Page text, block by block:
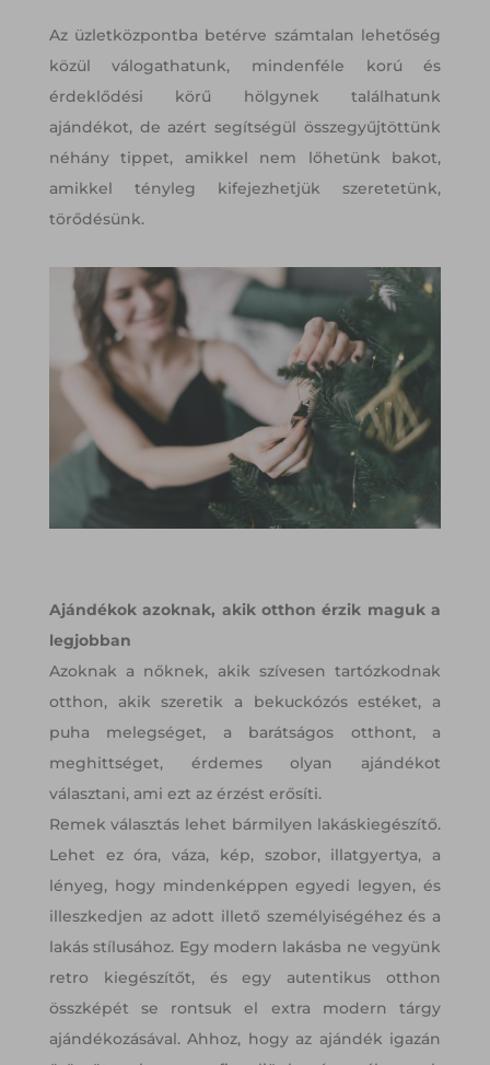
Az üzletközpontba betérve számtalan lehetőség
közül válogathatunk, mindenféle korú és
érdeklődési körű hölgynek találhatunk
ajándékot, de azért segítségül összegyűjtöttünk
néhány tippet, amikkel nem lőhetünk bakot,
amikkel tényleg kifejezhetjük szeretetünk,
törődésünk.
Ajándékok azoknak, akik otthon érzik maguk a
legjobban
Azoknak a nőknek, akik szívesen tartózkodnak
otthon, akik szeretik a bekuckózós estéket, a
puha melegséget, a barátságos otthont, a
meghittséget, érdemes olyan ajándékot
választani, ami ezt az érzést erősíti.
Remek választás lehet bármilyen lakáskiegészítő.
Lehet ez óra, váza, kép, szobor, illatgyertya, a
lényeg, hogy mindenképpen egyedi legyen, és
illeszkedjen az adott illető személyiségéhez és a
lakás stílusához. Egy modern lakásba ne vegyünk
retro kiegészítőt, és egy autentikus otthon
összképét se rontsuk el extra modern tárgy
ajándékozásával. Ahhoz, hogy az ajándék igazán